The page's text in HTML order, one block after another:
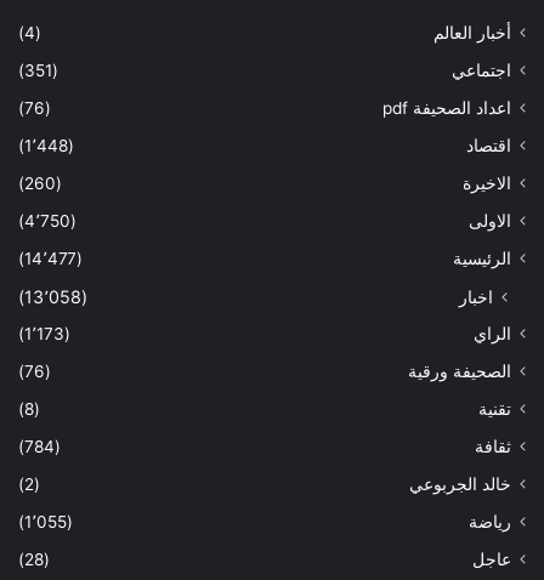
أخبار العالم
(4)
اجتماعي
(351)
اعداد الصحيفة pdf
(76)
اقتصاد
(1٬448)
الاخيرة
(260)
الاولى
(4٬750)
الرئيسية
(14٬477)
اخبار (13٬058)
الراي
(1٬173)
الصحيفة ورقية
(76)
تقنية
(8)
ثقافة
(784)
خالد الجربوعي
(2)
رياضة
(1٬055)
عاجل
(28)